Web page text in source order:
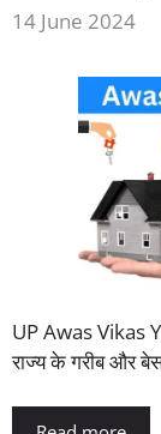
14 June 2024
UP Awas Vikas
राज्य के गरीब और